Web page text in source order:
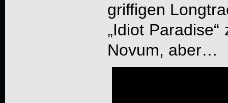
griffigen
„Idiot Paradise“
Novum, aber…